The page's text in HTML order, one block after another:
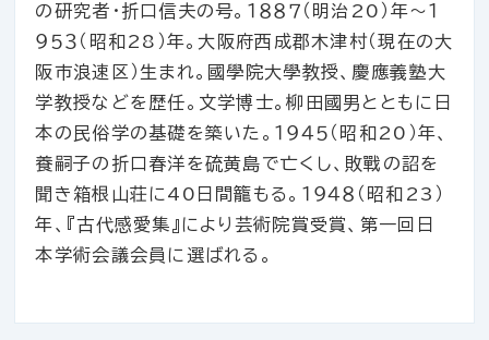
の研究者・折口信夫の号。１８８７（明治20）年～１
９５３（昭和28）年。大阪府西成郡木津村（現在の大
阪市浪速区）生まれ。國學院大學教授、慶應義塾大
学教授などを歴任。文学博士。柳田國男とともに日
本の民俗学の基礎を築いた。１９４５（昭和20）年、
養嗣子の折口春洋を硫黄島で亡くし、敗戰の詔を
聞き箱根山荘に40日間籠もる。１９４８（昭和23）
年、『古代感愛集』により芸術院賞受賞、第一回日
本学術会議会員に選ばれる。